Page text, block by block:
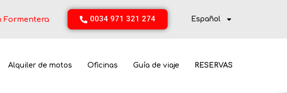
Formentera 0034 971 321 274 Español
Alquiler de motos Oficinas Guía de viaje RESERVAS